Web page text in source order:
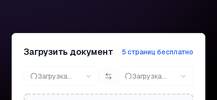
Загрузить документ 5 страниц бесплатно
Загрузка... Загрузка...